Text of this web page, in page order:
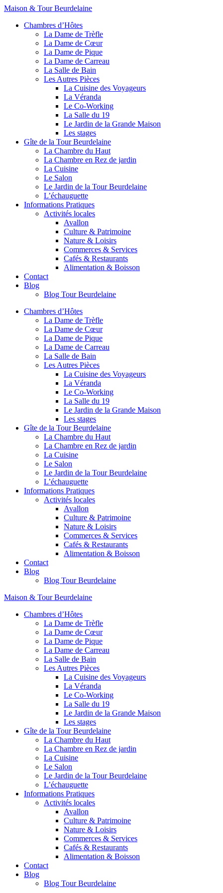
Maison & Tour Beurdelaine
Chambres d’Hôtes
La Dame de Trèfle
La Dame de Cœur
La Dame de Pique
La Dame de Carreau
La Salle de Bain
Les Autres Pièces
La Cuisine des Voyageurs
La Véranda
Le Co-Working
La Salle du 19
Le Jardin de la Grande Maison
Les stages
Gîte de la Tour Beurdelaine
La Chambre du Haut
La Chambre en Rez de jardin
La Cuisine
Le Salon
Le Jardin de la Tour Beurdelaine
L’échauguette
Informations Pratiques
Activités locales
Avallon
Culture & Patrimoine
Nature & Loisirs
Commerces & Services
Cafés & Restaurants
Alimentation & Boisson
Contact
Blog
Blog Tour Beurdelaine
Chambres d’Hôtes
La Dame de Trèfle
La Dame de Cœur
La Dame de Pique
La Dame de Carreau
La Salle de Bain
Les Autres Pièces
La Cuisine des Voyageurs
La Véranda
Le Co-Working
La Salle du 19
Le Jardin de la Grande Maison
Les stages
Gîte de la Tour Beurdelaine
La Chambre du Haut
La Chambre en Rez de jardin
La Cuisine
Le Salon
Le Jardin de la Tour Beurdelaine
L’échauguette
Informations Pratiques
Activités locales
Avallon
Culture & Patrimoine
Nature & Loisirs
Commerces & Services
Cafés & Restaurants
Alimentation & Boisson
Contact
Blog
Blog Tour Beurdelaine
Maison & Tour Beurdelaine
Chambres d’Hôtes
La Dame de Trèfle
La Dame de Cœur
La Dame de Pique
La Dame de Carreau
La Salle de Bain
Les Autres Pièces
La Cuisine des Voyageurs
La Véranda
Le Co-Working
La Salle du 19
Le Jardin de la Grande Maison
Les stages
Gîte de la Tour Beurdelaine
La Chambre du Haut
La Chambre en Rez de jardin
La Cuisine
Le Salon
Le Jardin de la Tour Beurdelaine
L’échauguette
Informations Pratiques
Activités locales
Avallon
Culture & Patrimoine
Nature & Loisirs
Commerces & Services
Cafés & Restaurants
Alimentation & Boisson
Contact
Blog
Blog Tour Beurdelaine